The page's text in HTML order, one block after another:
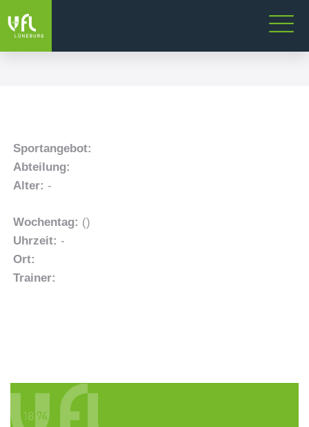
Sportangebot:
Abteilung:
Alter: -
Wochentag: ()
Uhrzeit: -
Ort:
Trainer: